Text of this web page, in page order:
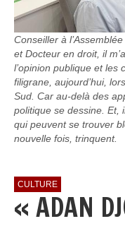
Conseiller à
et Docteur en droit, il
l’opinion publique et les
filigrane, aujourd’hui,
Sud. Car au-delà des
politique se dessine. Et,
qui peuvent se trouver
nouvelle fois, trinquent.
CULTURE
« ADAN